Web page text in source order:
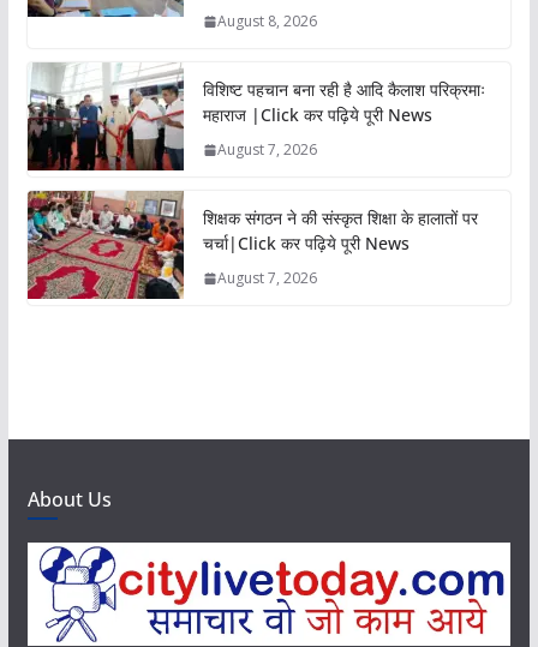
August 8, 2026
विशिष्ट पहचान बना रही है आदि कैलाश परिक्रमाः
महाराज |Click कर पढ़िये पूरी News
August 7, 2026
शिक्षक संगठन ने की संस्कृत शिक्षा के हालातों पर
चर्चा|Click कर पढ़िये पूरी News
August 7, 2026
About Us